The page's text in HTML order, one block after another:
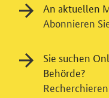
Wir bitten Sie an
verschiedene
unsere
können Sie in die
An aktuellen
Abonnieren
Sie suchen
Behörde?